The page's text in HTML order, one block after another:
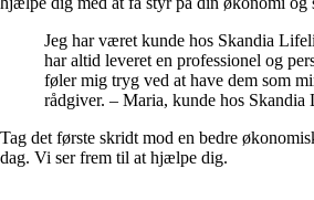
Jeg har været kunde hos Skandia
har altid leveret en professionel og
føler mig tryg ved at have dem som
rådgiver. – Maria, kunde hos Skandia
Tag det første skridt mod en bedre
dag. Vi ser frem til at hjælpe dig.